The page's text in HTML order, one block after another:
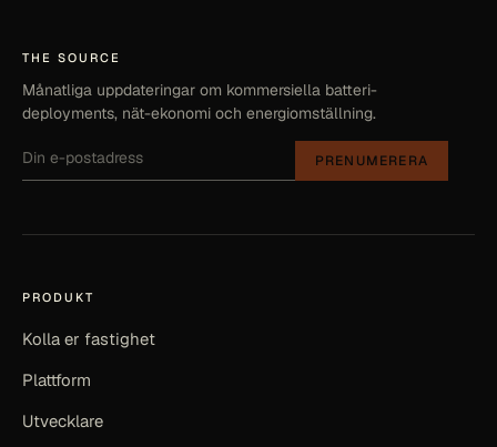
THE SOURCE
Månatliga uppdateringar om kommersiella batteri-
deployments, nät-ekonomi och energiomställning.
PRENUMERERA
PRODUKT
Kolla er fastighet
Plattform
Utvecklare